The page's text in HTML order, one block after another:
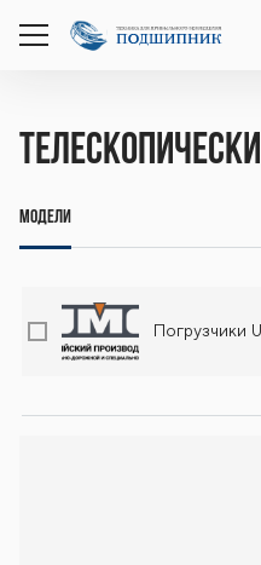
открыть
Модели
Погрузчики